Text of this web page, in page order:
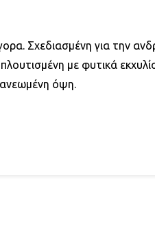
Σχεδιασμένη για την
με φυτικά
όψη.